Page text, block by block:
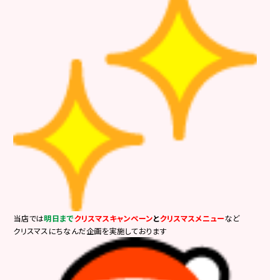
当店では明日までクリスマスキャンペーンとクリスマスメニューなど
クリスマスにちなんだ企画を実施しております